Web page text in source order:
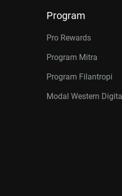
Program
Pro Rewards
Program Mitra
Program Filantropi
Modal Western